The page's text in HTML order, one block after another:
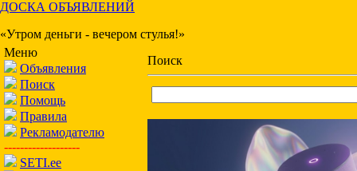
ДОСКА ОБЪЯВЛЕНИЙ
«Утром деньги - вечером стулья!»
Меню
Объявления
Поиск
Помощь
Правила
Рекламодателю
-------------------
SETI.ee
Поиск